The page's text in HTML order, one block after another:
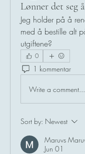
Lønner det seg
Jeg holder på å
med å bestille alt
utgiftene?
0
1 kommentar
Write a comment...
Sort by: Newest
Maruvs
Jun 01